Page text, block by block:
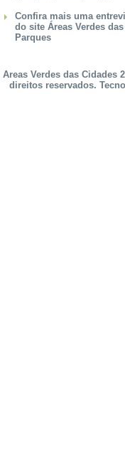
Confira mais uma
do site Áreas Verdes
Parques
Areas Verdes das Cidades
direitos reservados.